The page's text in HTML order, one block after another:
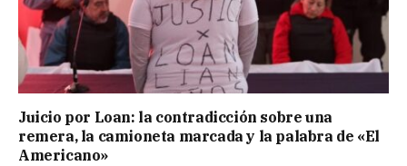
Juicio por Loan: la contradicción sobre una
remera, la camioneta marcada y la palabra de «El
Americano»